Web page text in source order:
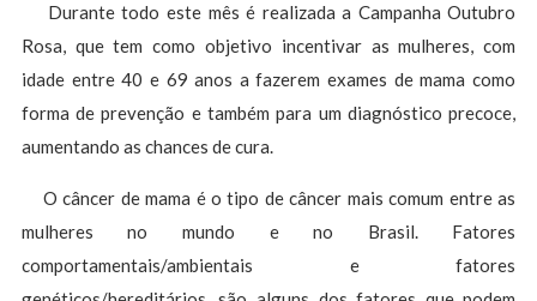
Durante todo este mês é realizada a Campanha Outubro
Rosa, que tem como objetivo incentivar as mulheres, com
idade entre 40 e 69 anos a fazerem exames de mama como
forma de prevenção e também para um diagnóstico precoce,
aumentando as chances de cura.
O câncer de mama é o tipo de câncer mais comum entre as
mulheres no mundo e no Brasil. Fatores
comportamentais/ambientais e fatores